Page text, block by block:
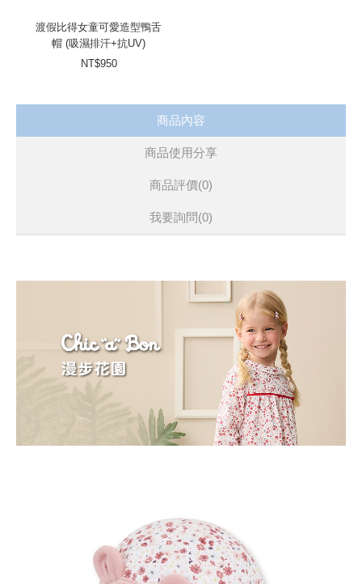
渡假比得女童可愛造型鴨舌
帽 (吸濕排汗+抗UV)
NT$950
商品內容
商品使用分享
商品評價(0)
我要詢問(0)